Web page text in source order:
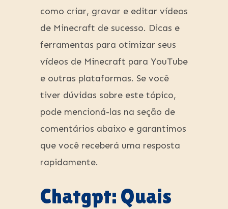
como criar, gravar e editar vídeos
de Minecraft de sucesso. Dicas e
ferramentas para otimizar seus
vídeos de Minecraft para YouTube
e outras plataformas. Se você
tiver dúvidas sobre este tópico,
pode mencioná-las na seção de
comentários abaixo e garantimos
que você receberá uma resposta
rapidamente.
Chatgpt: Quais